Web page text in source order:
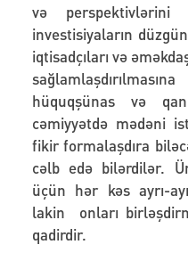
və
investisiyaların
iqtisadçıları və
hüquqşünas və
cəmiyyətdə mədəni
fikir formalaşdıra
cəlb edə bilərdilər.
üçün hər kəs ayrı-
lakin onları
qadirdir.